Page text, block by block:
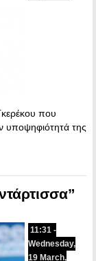
που
υποψηφιότητά της
11:31 -
Wednesday,
19 March,